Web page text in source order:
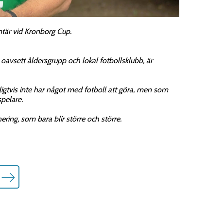
vid Kronborg Cup.
åldersgrupp och lokal fotbollsklubb, är
inte har något med fotboll att göra, men som
som bara blir större och större.
roligt.
var det jättekul och mysigt trots att det var fullt
den frivilliga insats som mobiliseras – människor